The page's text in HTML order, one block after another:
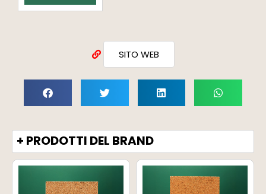
SITO WEB
+ PRODOTTI DEL BRAND